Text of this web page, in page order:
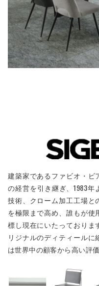
建築家であるファビオ・ビ
の経営を引き継ぎ、1983
技術、クローム加工工場と
を極限まで高め、誰もが使
標し現在にいたっておりま
リジナルのディティール
は世界中の顧客から高い評